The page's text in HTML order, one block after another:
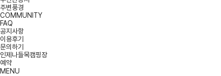
주변풍경
COMMUNITY
FAQ
공지사항
이용후기
문의하기
인제나들목캠핑장
예약
MENU